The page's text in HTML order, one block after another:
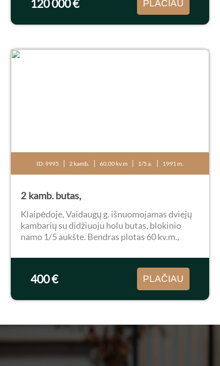
120 000 € PLAČIAU
ID: 9995 2 kamb. 60.00 kv.m 1/5 a. 1991 m.
2 kamb. butas,
Klaipėdoje, Vaidaugų g. išnuomojamas dviejų
kambarių su didžiuoju holu butas, blokinio
namo 1/5 aukšte. Bendras plotas 60 kv.m.,
vonios kambariu. Butas labai tvarkingas:
400 € PLAČIAU